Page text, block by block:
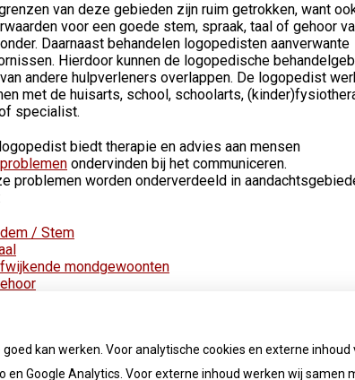
van deze gebieden zijn ruim getrokken, want
voor een goede stem, spraak, taal of gehoor
Daarnaast behandelen logopedisten aanverwante
Hierdoor kunnen de logopedische
andere hulpverleners overlappen. De logopedist
met de huisarts, school, schoolarts,
specialist.
biedt therapie en advies aan mensen
problemen ondervinden bij het communiceren.
problemen worden onderverdeeld in
/ Stem
mondgewoonten
kan werken. Voor analytische cookies en externe
Google Analytics. Voor externe inhoud werken wij samen